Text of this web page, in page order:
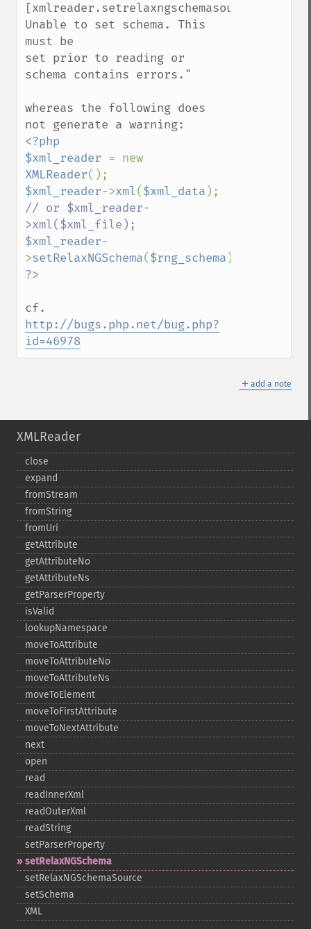
[xmlreader.setrelaxngschemasource]:
Unable to set schema. This
must be
set prior to reading or
schema contains errors."
whereas the following does
<?php
$xml_reader
XMLReader
$xml_reader->xml($xml_data
// or $xml_reader-
$xml_reader-
>setRelaxNGSchema($rng_schema
http://bugs.php.net/bug.php?
id=46978
＋ add a note
XMLReader
close
expand
fromStream
fromString
fromUri
getAttribute
getAttributeNo
getAttributeNs
getParserProperty
isValid
lookupNamespace
moveToAttribute
moveToAttributeNo
moveToAttributeNs
moveToElement
moveToFirstAttribute
moveToNextAttribute
next
open
read
readInnerXml
readOuterXml
readString
setParserProperty
setRelaxNGSchema
setRelaxNGSchemaSource
setSchema
XML